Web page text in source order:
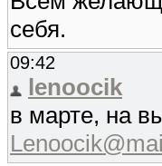
себя.
09:42
lenoocik
в марте, на